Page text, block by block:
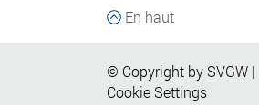
En haut
© Copyright by SVGW |
Cookie Settings